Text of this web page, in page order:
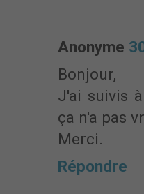
Anonyme
Bonjour,
J'ai suivis
ça n'a pas
Merci.
Répondre